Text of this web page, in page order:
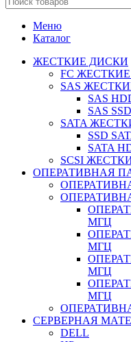
Меню
Каталог
ЖЕСТКИЕ ДИСКИ
FC
SAS
SAS
SAS SSD
SATA
SSD
SATA
SCSI
ОПЕРАТИВНАЯ
МГЦ
МГЦ
МГЦ
МГЦ
СЕРВЕРНАЯ
DELL